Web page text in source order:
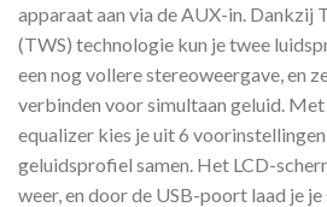
apparaat aan via de AUX-in. Dankzij
(TWS) technologie kun je twee
een nog vollere stereoweergave, en
verbinden voor simultaan geluid.
equalizer kies je uit 6
geluidsprofiel samen. Het LCD-
weer, en door de USB-poort laad je